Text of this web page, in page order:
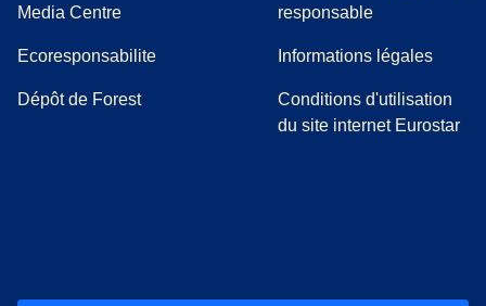
Media Centre( Ouvre un nouvel onglet)
Ecoresponsabilite
Dépôt de Forest
responsable
Informations légales
Conditions d'utilisation
du site internet Eurostar